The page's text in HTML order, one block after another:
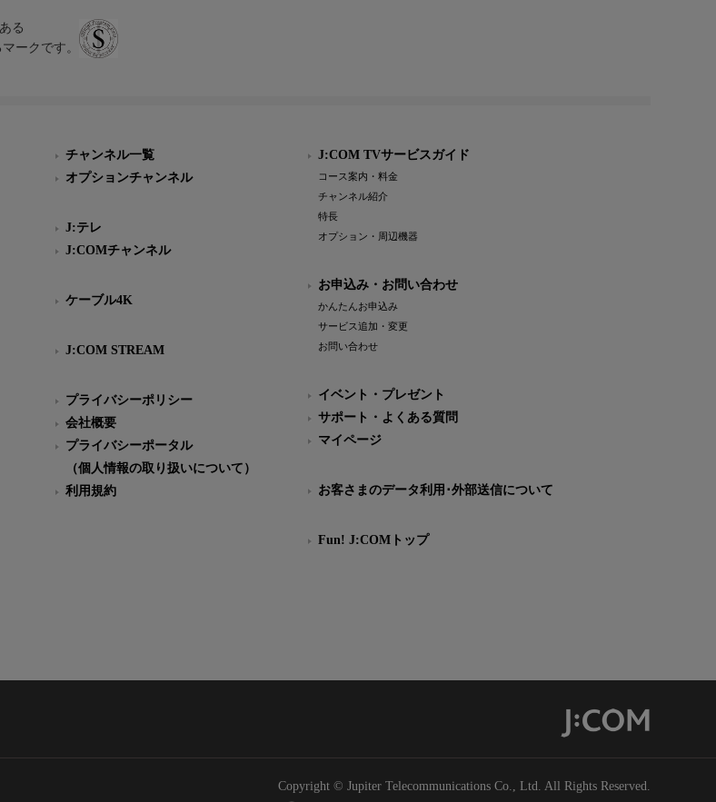
る
ークです。
チャンネル一覧
オプションチャンネル
J:テレ
J:COMチャンネル
ケーブル4K
J:COM STREAM
プライバシーポリシー
会社概要
プライバシーポータル
（個人情報の取り扱いについて）
利用規約
J:COM TVサービスガイド
コース案内・料金
チャンネル紹介
特長
オプション・周辺機器
お申込み・お問い合わせ
かんたんお申込み
サービス追加・変更
お問い合わせ
イベント・プレゼント
サポート・よくある質問
マイページ
お客さまのデータ利用･外部送信について
Fun! J:COMトップ
Copyright © Jupiter Telecommunications Co., Ltd. All Rights Reserved.